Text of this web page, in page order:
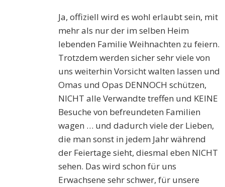
Ja, offiziell wird es wohl erlaubt sein, mit
mehr als nur der im selben Heim
lebenden Familie Weihnachten zu feiern.
Trotzdem werden sicher sehr viele von
uns weiterhin Vorsicht walten lassen und
Omas und Opas DENNOCH schützen,
NICHT alle Verwandte treffen und KEINE
Besuche von befreundeten Familien
wagen … und dadurch viele der Lieben,
die man sonst in jedem Jahr während
der Feiertage sieht, diesmal eben NICHT
sehen. Das wird schon für uns
Erwachsene sehr schwer, für unsere